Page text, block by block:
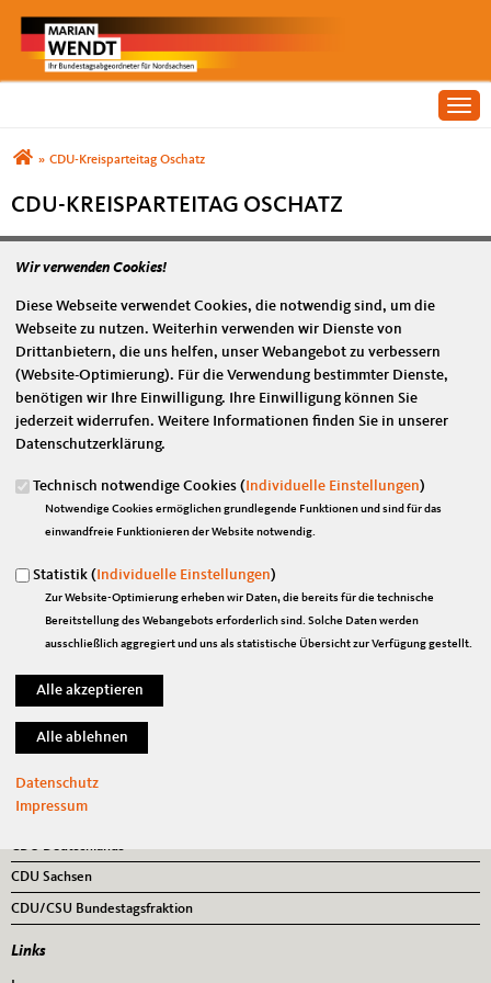
Sie sind hier
» CDU-Kreisparteitag Oschatz
CDU-KREISPARTEITAG OSCHATZ
Originales Bild downloaden
« Zurück zur Galerie
Element 8 von 20
‹ Vorherige|Weiter »
Fußbereich
Anschrift
Platz der Republik 1
11011 Berlin
Im Web
CDU Deutschlands
CDU Sachsen
CDU/CSU Bundestagsfraktion
Links
Wir verwenden Cookies!
Diese Webseite verwendet Cookies, die notwendig sind, um die
Webseite zu nutzen. Weiterhin verwenden wir Dienste von
Drittanbietern, die uns helfen, unser Webangebot zu verbessern
(Website-Optimierung). Für die Verwendung bestimmter Dienste,
benötigen wir Ihre Einwilligung. Ihre Einwilligung können Sie
jederzeit widerrufen. Weitere Informationen finden Sie in unserer
Datenschutzerklärung.
Technisch notwendige Cookies ( Individuelle Einstellungen)
Notwendige Cookies ermöglichen grundlegende Funktionen und sind für das
einwandfreie Funktionieren der Website notwendig.
Statistik ( Individuelle Einstellungen)
Zur Website-Optimierung erheben wir Daten, die bereits für die technische
Bereitstellung des Webangebots erforderlich sind. Solche Daten werden
ausschließlich aggregiert und uns als statistische Übersicht zur Verfügung gestellt.
Datenschutz
Impressum